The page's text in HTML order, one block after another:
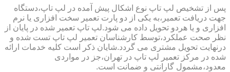
پس از تشخیص لپ تاپ نوع اشکال پیش آمده در لپ تاپ،دستگاه
جهت دریافت تعمیر،به یکی از دو پارت تعمیر سخت افزاری یا نرم
افزاری و یا هردو تحویل داده می شود.لپ تاپ تعمیر شده در پایان از
نظر صحت عملکرد،توسط کارشناسان تعمیر لپ تاپ تست شده و
درنهایت تحویل مشتری می گردد.شایان ذکر است کلیه خدمات ارائه
شده در مرکز تعمیر لپ تاپ در تهران،جز در مواردی
معدود،مشمول گارانتی و ضمانت است.